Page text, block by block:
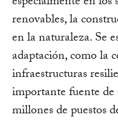
renovables, la
en la naturaleza. Se
adaptación, como la
infraestructuras
importante fuente
millones de puestos